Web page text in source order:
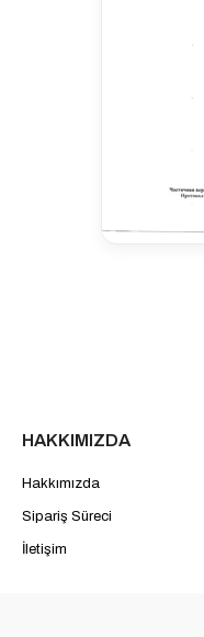
HAKKIMIZDA
Hakkımızda
Sipariş Süreci
İletişim